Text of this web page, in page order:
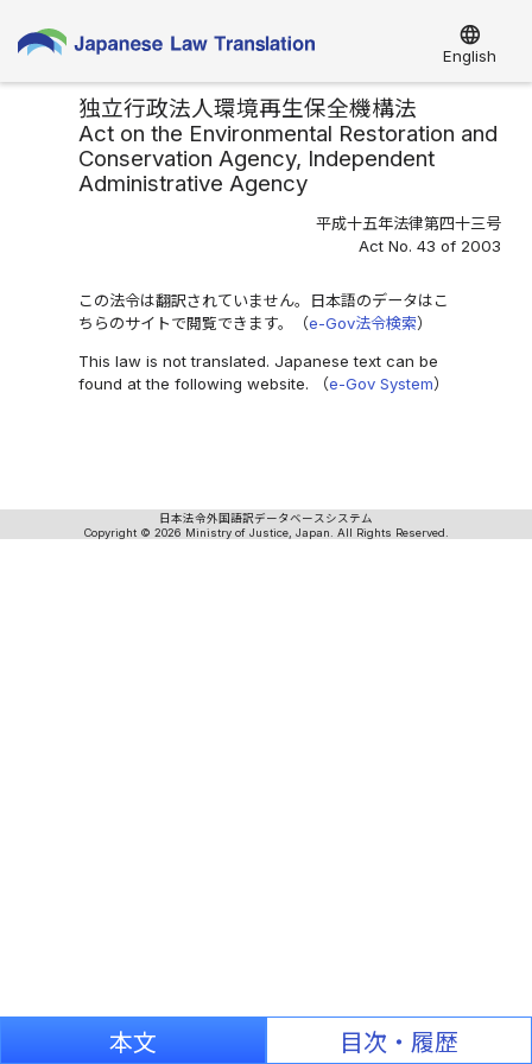
language
English
独立行政法人環境再生保全機構法
Act on the Environmental Restoration and
Conservation Agency, Independent
Administrative Agency
平成十五年法律第四十三号
Act No. 43 of 2003
この法令は翻訳されていません。日本語のデータはこ
ちらのサイトで閲覧できます。（e-Gov法令検索）
This law is not translated. Japanese text can be
found at the following website. （e-Gov System）
日本法令外国語訳データベースシステム
Copyright © 2026 Ministry of Justice, Japan. All Rights Reserved.
本文 目次・履歴